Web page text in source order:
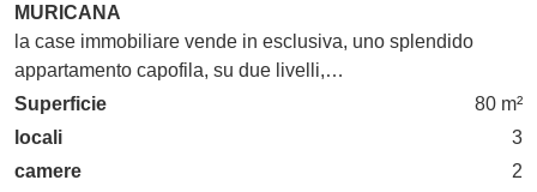
MURICANA
la case immobiliare vende in esclusiva, uno splendido
appartamento capofila, su due livelli,…
Superficie
80 m²
locali
3
camere
2